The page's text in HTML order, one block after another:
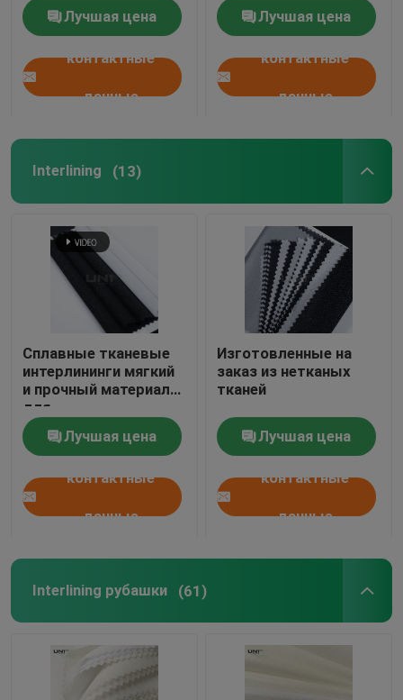
полиэстер Nonwoven
Лучшая цена
контактные
данные
Лучшая цена
контактные
данные
Interlining (13)
Сплавные тканевые
интерлининги мягкий
и прочный материал
для
профессиональной
одеждыЛучшая цена
контактные
данные
Изготовленные на
заказ из нетканых
тканей
Лучшая цена
контактные
данные
Interlining рубашки (61)